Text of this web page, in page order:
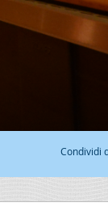
Condividi